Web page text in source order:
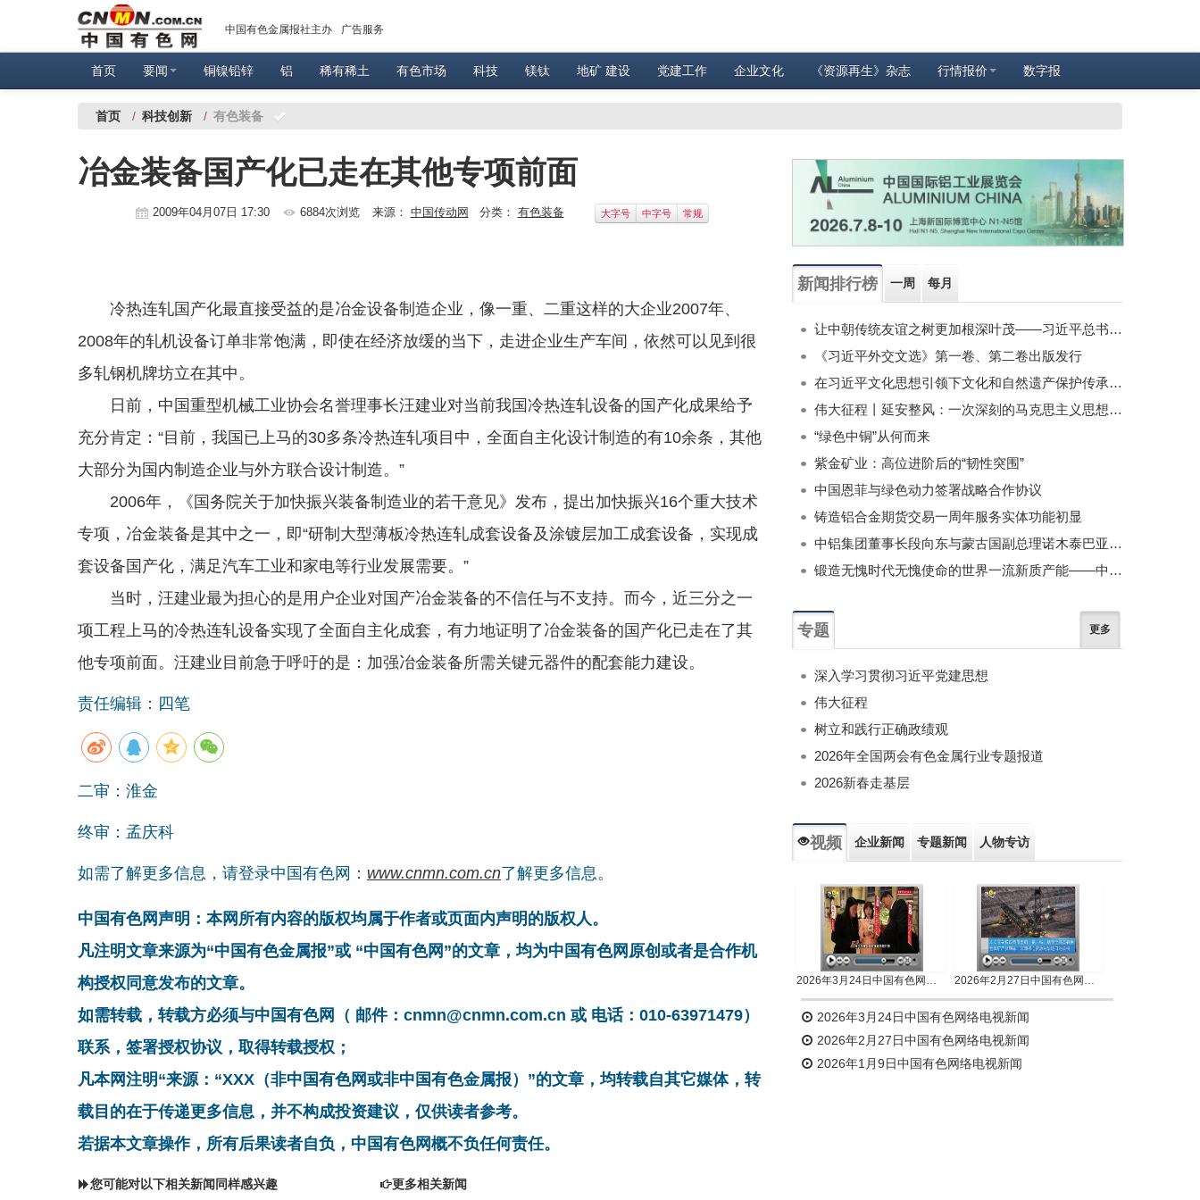
中国有色金属报社主办 广告服务
首页 要闻 铜镍铅锌 铝 稀有稀土 有色市场 科技 镁钛 地矿 建设 党建工作 企业文化 《资源再生》杂志 行情报价 数字报
首页 / 科技创新 / 有色装备
冶金装备国产化已走在其他专项前面
2009年04月07日 17:30 6884次浏览 来源： 中国传动网 分类： 有色装备 大字号 中字号 常规
冷热连轧国产化最直接受益的是冶金设备制造企业，像一重、二重这样的大企业2007年、
2008年的轧机设备订单非常饱满，即使在经济放缓的当下，走进企业生产车间，依然可以见到很
多轧钢机牌坊立在其中。
日前，中国重型机械工业协会名誉理事长汪建业对当前我国冷热连轧设备的国产化成果给予
充分肯定：“目前，我国已上马的30多条冷热连轧项目中，全面自主化设计制造的有10余条，其他
大部分为国内制造企业与外方联合设计制造。”
2006年，《国务院关于加快振兴装备制造业的若干意见》发布，提出加快振兴16个重大技术
专项，冶金装备是其中之一，即“研制大型薄板冷热连轧成套设备及涂镀层加工成套设备，实现成
套设备国产化，满足汽车工业和家电等行业发展需要。”
当时，汪建业最为担心的是用户企业对国产冶金装备的不信任与不支持。而今，近三分之一
项工程上马的冷热连轧设备实现了全面自主化成套，有力地证明了冶金装备的国产化已走在了其
他专项前面。汪建业目前急于呼吁的是：加强冶金装备所需关键元器件的配套能力建设。
责任编辑：四笔
二审：淮金
终审：孟庆科
如需了解更多信息，请登录中国有色网： www.cnmn.com.cn了解更多信息。
中国有色网声明：本网所有内容的版权均属于作者或页面内声明的版权人。
凡注明文章来源为“中国有色金属报”或 “中国有色网”的文章，均为中国有色网原创或者是合作机
构授权同意发布的文章。
如需转载，转载方必须与中国有色网（ 邮件：cnmn@cnmn.com.cn 或 电话：010-63971479）
联系，签署授权协议，取得转载授权；
凡本网注明“来源：“XXX（非中国有色网或非中国有色金属报）”的文章，均转载自其它媒体，转
载目的在于传递更多信息，并不构成投资建议，仅供读者参考。
若据本文章操作，所有后果读者自负，中国有色网概不负任何责任。
您可能对以下相关新闻同样感兴趣 更多相关新闻
新闻排行榜 一周 每月
让中朝传统友谊之树更加根深叶茂——习近平总书记对朝鲜进行国事访问纪实
《习近平外交文选》第一卷、第二卷出版发行
在习近平文化思想引领下文化和自然遗产保护传承利用工作开创新局面
伟大征程丨延安整风：一次深刻的马克思主义思想教育运动
“绿色中铜”从何而来
紫金矿业：高位进阶后的“韧性突围”
中国恩菲与绿色动力签署战略合作协议
铸造铝合金期货交易一周年服务实体功能初显
中铝集团董事长段向东与蒙古国副总理诺木泰巴亚尔举行会谈
锻造无愧时代无愧使命的世界一流新质产能——中国有色金属工业的战略应对与破局之道（二）
专题 更多
深入学习贯彻习近平党建思想
伟大征程
树立和践行正确政绩观
2026年全国两会有色金属行业专题报道
2026新春走基层
视频 企业新闻 专题新闻 人物专访
2026年3月24日中国有色网络电视新闻 2026年2月27日中国有色网络电视新闻
2026年3月24日中国有色网络电视新闻
2026年2月27日中国有色网络电视新闻
2026年1月9日中国有色网络电视新闻